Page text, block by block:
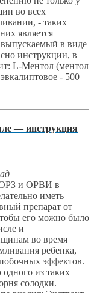
во всех
- таких
является
выпускаемый в виде
инструкции, в
L-Ментол (ментол
- 500
— инструкция
ОРЗ и ОРВИ в
иметь
препарат от
его можно было
и
во время
ребенка,
эффектов.
из таких
солодки.